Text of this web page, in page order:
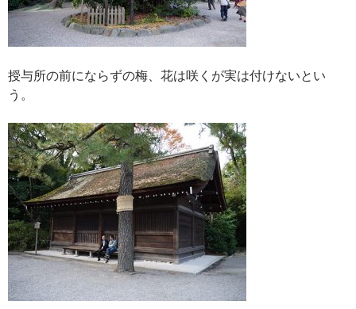
授与所の前にならずの梅、花は咲くが実は付けないとい
う。